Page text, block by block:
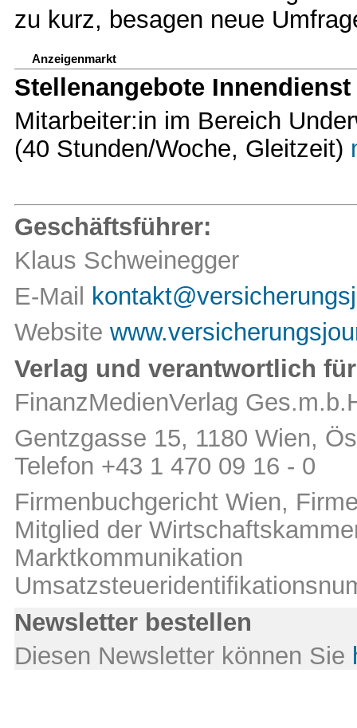
zu kurz, besagen neue
Anzeigenmarkt
Stellenangebote Innendienst
Mitarbeiter:in im Bereich
(40 Stunden/Woche, Gleitzeit)
Geschäftsführer:
Klaus Schweinegger
E-Mail
Website
Verlag und verantwortlich
FinanzMedienVerlag
Gentzgasse 15, 1180 Wien,
Telefon +43 1 470 09 16 - 0
Firmenbuchgericht Wien,
Mitglied der
Marktkommunikation
Newsletter bestellen
Diesen Newsletter können Sie